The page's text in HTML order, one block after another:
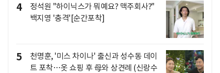
4
정석원 "하이닉스가 뭐예요? 맥주회사?"
백지영 '충격'[순간포착]
5
천명훈, '미스 차이나' 출신과 성수동 데이
트 포착…옷 쇼핑 후 母와 상견례 (신랑수